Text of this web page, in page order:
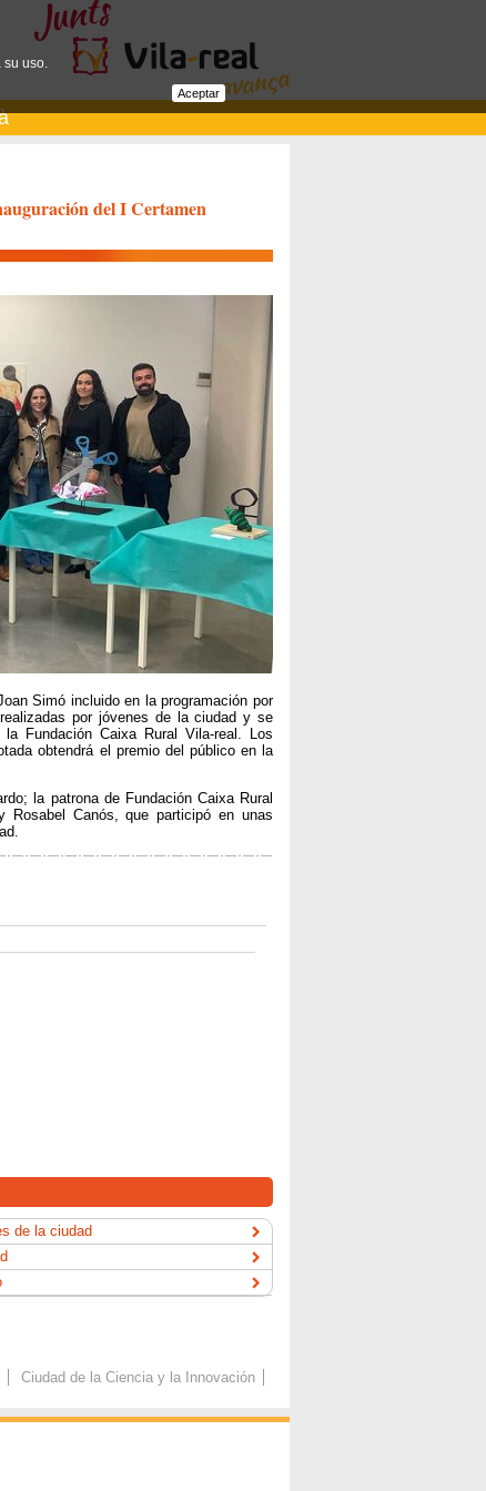
del I Certamen
Simó incluido en la programación por
por jóvenes de la ciudad y se
Fundación Caixa Rural Vila-real. Los
obtendrá el premio del público en la
la patrona de Fundación Caixa Rural
Rosabel Canós, que participó en unas
de la ciudad
Ciudad de la Ciencia y la Innovación
uso.
Aceptar